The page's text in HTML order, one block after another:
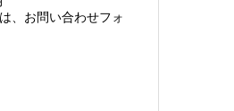
、お問い合わせフォ